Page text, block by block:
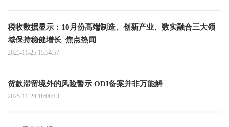
税收数据显示：10月份高端制造、创新产业、数实融合三大领
域保持稳健增长_焦点热闻
2025-11-25 15:34:57
货款滞留境外的风险警示 ODI备案并非万能解
2025-11-24 18:08:13